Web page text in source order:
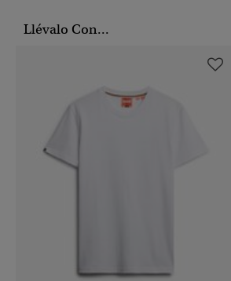
Llévalo Con...